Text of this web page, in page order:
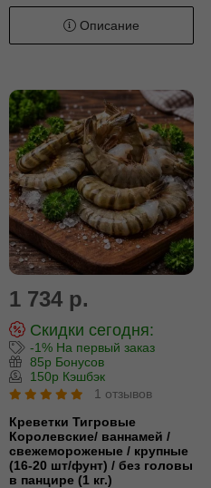
Описание
1 734 р.
Скидки сегодня:
-1% На первый заказ
85р Бонусов
150р Кэшбэк
1 отзывов
Креветки Тигровые
Королевские/ ваннамей /
свежемороженые / крупные
(16-20 шт/фунт) / без головы
в панцире (1 кг.)